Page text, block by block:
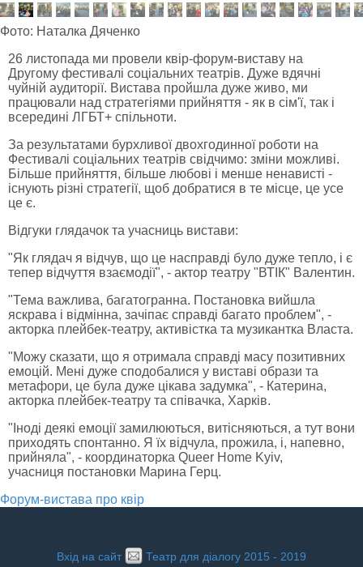
Фото: Наталка Дяченко
26 листопада ми провели квір-форум-виставу на
Другому фестивалі соціальних театрів. Дуже вдячні
чуйній аудиторії. Вистава пройшла дуже живо, ми
працювали над стратегіями прийняття - як в сім'ї, так і
всередині ЛГБТ+ спільноти.
За результатами бурхливої двохгодинної роботи на
Фестивалі соціальних театрів свідчимо: зміни можливі.
Більше прийняття, більше любові і менше ненависті -
існують різні стратегії, щоб добратися в те місце, це усе
це є.
Відгуки глядачок та учасниць вистави:
"Як глядач я відчув, що це насправді було дуже тепло, і є
тепер відчуття взаємодії", - актор театру "ВТІК" Валентин.
"Тема важлива, багатогранна. Постановка вийшла
яскрава і відмінна, зачіпає справді багато проблем", -
акторка плейбек-театру, активістка та музикантка Власта.
"Можу сказати, що я отримала справді масу позитивних
емоцій. Мені дуже сподобалися у виставі образи та
метафори, це була дуже цікава задумка", - Катерина,
акторка плейбек-театру та співачка, Харків.
"Іноді деякі емоції замилюються, витісняються, а тут вони
приходять спонтанно. Я їх відчула, прожила, і, напевно,
прийняла", - координаторка Queer Home Kyiv,
учасниця постановки Марина Герц.
Форум-вистава про квір
Вхід на сайт Театр для діалогу 2015 - 2019